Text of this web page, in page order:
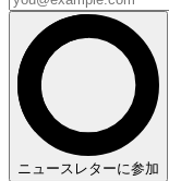
ニュースレターに参加